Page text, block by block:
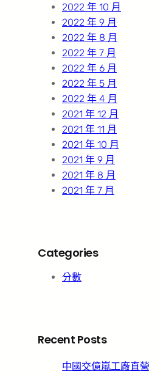
2022 年 10 月
2022 年 9 月
2022 年 8 月
2022 年 7 月
2022 年 6 月
2022 年 5 月
2022 年 4 月
2021 年 12 月
2021 年 11 月
2021 年 10 月
2021 年 9 月
2021 年 8 月
2021 年 7 月
Categories
分數
Recent Posts
中國交億嵐工廠直